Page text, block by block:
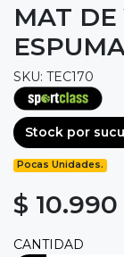
MAT DE
SKU: TEC170
Stock por
Pocas Unidades.
$ 10.990
CANTIDAD